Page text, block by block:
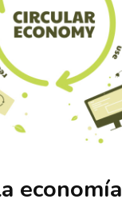
economía